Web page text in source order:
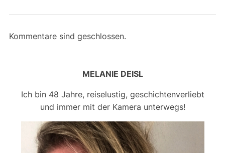
Kommentare sind geschlossen.
MELANIE DEISL
Ich bin 48 Jahre, reiselustig, geschichtenverliebt
und immer mit der Kamera unterwegs!